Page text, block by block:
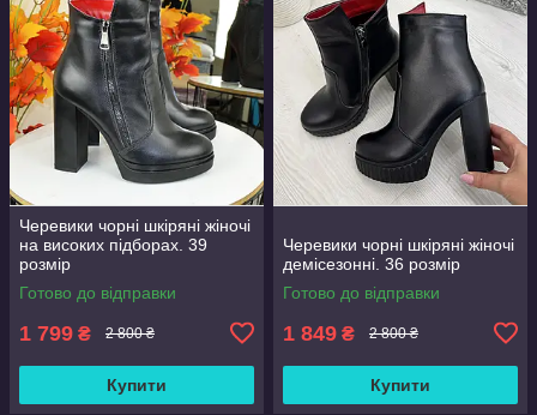
Черевики чорні шкіряні жіночі
на високих підборах. 39
розмір
Готово до відправки
1 799 ₴ 2 800 ₴
Купити
Черевики чорні шкіряні жіночі
демісезонні. 36 розмір
Готово до відправки
1 849 ₴ 2 800 ₴
Купити